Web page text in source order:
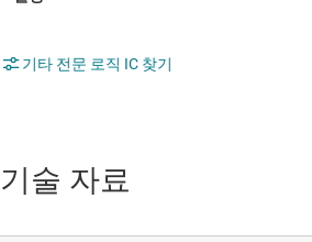
기타 전문 로직 IC 찾기
기술 자료